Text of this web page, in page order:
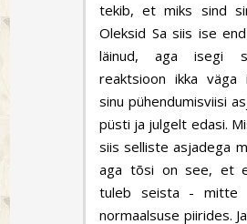
tekib, et miks sind
Oleksid Sa siis ise
läinud, aga isegi
reaktsioon ikka väga
sinu pühendumisviisi
püsti ja julgelt edasi.
siis selliste asjadega
aga tõsi on see, et
tuleb seista - mitte
normaalsuse piirides.